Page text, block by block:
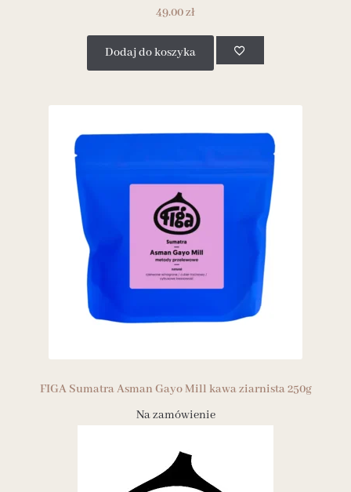
49.00zł
Dodaj do koszyka
FIGA Sumatra Asman Gayo Mill kawa ziarnista 250g
Na zamówienie